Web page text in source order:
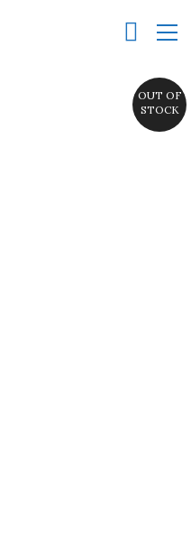
OUT OF
STOCK